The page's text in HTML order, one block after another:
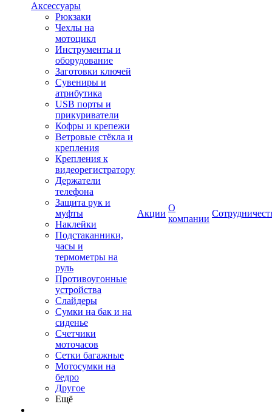
Аксессуары
Рюкзаки
Чехлы на
мотоцикл
Инструменты и
оборудование
Заготовки ключей
Сувениры и
атрибутика
USB порты и
прикуриватели
Кофры и крепежи
Ветровые стёкла и
крепления
Крепления к
видеорегистратору
Держатели
телефона
Защита рук и
муфты
Наклейки
Подстаканники,
часы и
термометры на
руль
Противоугонные
устройства
Слайдеры
Сумки на бак и на
сиденье
Счетчики
моточасов
Сетки багажные
Мотосумки на
бедро
Другое
Ещё
Акции
О
компании